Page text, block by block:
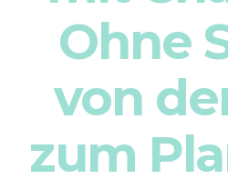
Ohne
von
zum